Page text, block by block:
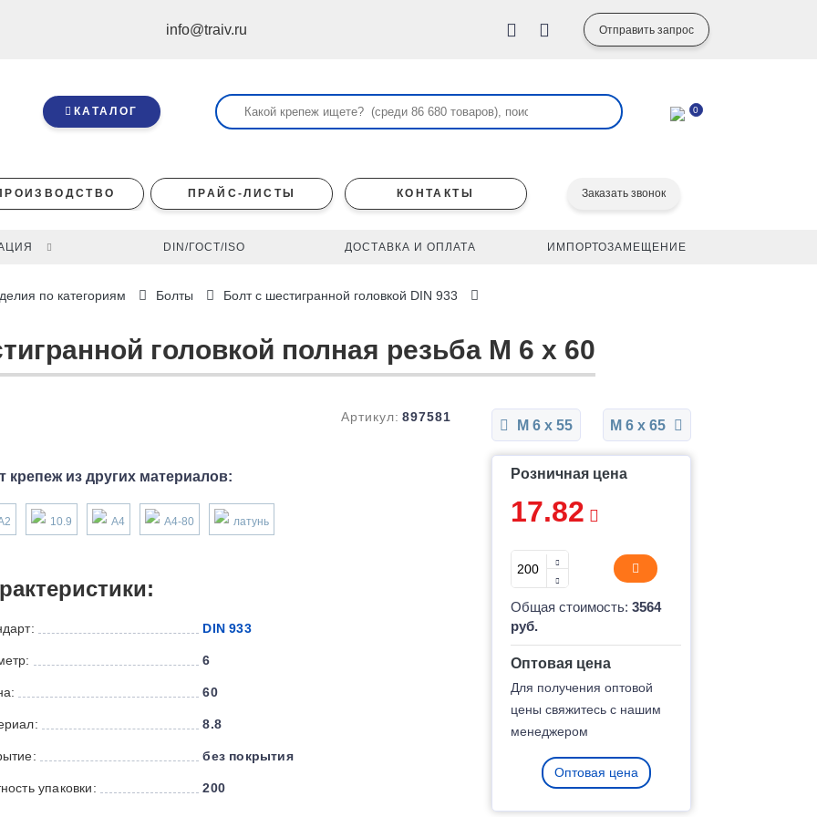
info@traiv.ru Отправить запрос
КАТАЛОГ 0
ПРАЙС-ЛИСТЫ КОНТАКТЫ Заказать звонок
DIN/ГОСТ/ISO ДОСТАВКА И ОПЛАТА ИМПОРТОЗАМЕЩЕНИЕ
по категориям Болты Болт с шестигранной головкой DIN 933
головкой полная резьба M 6 x 60
Артикул: 897581
крепеж из других материалов:
10.9 А4 А4-80 латунь
DIN 933
6
60
8.8
без покрытия
упаковки: 200
М 6 x 55 М 6 x 65
Розничная цена
17.82
Общая стоимость: 3564
руб.
Оптовая цена
Для получения оптовой
цены свяжитесь с нашим
менеджером
Оптовая цена